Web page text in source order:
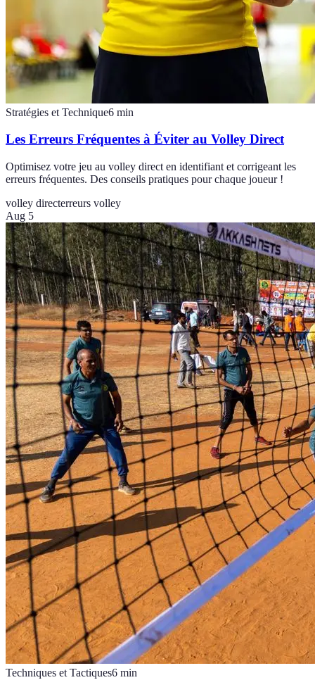
Stratégies et Technique6 min
Les Erreurs Fréquentes à Éviter au Volley Direct
Optimisez votre jeu au volley direct en identifiant et corrigeant les
erreurs fréquentes. Des conseils pratiques pour chaque joueur !
volley directerreurs volley
Aug 5
Techniques et Tactiques6 min